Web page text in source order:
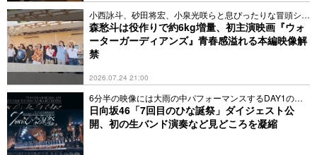
小西詠斗、砂田将宏、小泉光咲らと息ぴったりな冒頭シー
ン
森愁斗は役作りで約6kg増量、初主演映画『ウォ
ーターガーディアンズ』青春感溢れる本編映像解
禁
2026.07.24 21:00
6分半の映像には大雨の中パフォーマンスするDAY1の模
様も
日向坂46「7回目のひな誕祭」ダイジェスト公
開、初の生バンド演奏など見どころを凝縮